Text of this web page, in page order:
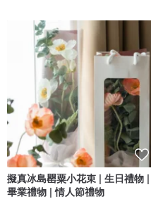
擬真冰島罌粟小花束 | 生日禮物 |
畢業禮物 | 情人節禮物